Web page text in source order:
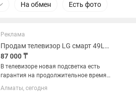
На обмен Есть фото
Реклама
Продам телевизор LG смарт 49LF640 в хорошем состоянии, оригинал гардробност
87 000 ₸
В телевизоре новая подсветка есть
гарантия на продолжительное время
работы
Алматы, сегодня